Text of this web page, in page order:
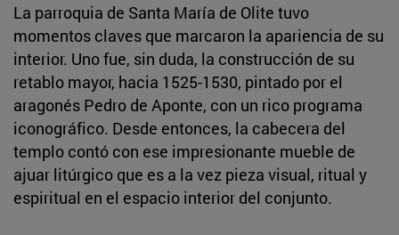
La parroquia de Santa María de Olite tuvo
momentos claves que marcaron la apariencia de su
interior. Uno fue, sin duda, la construcción de su
retablo mayor, hacia 1525-1530, pintado por el
aragonés Pedro de Aponte, con un rico programa
iconográfico. Desde entonces, la cabecera del
templo contó con ese impresionante mueble de
ajuar litúrgico que es a la vez pieza visual, ritual y
espiritual en el espacio interior del conjunto.